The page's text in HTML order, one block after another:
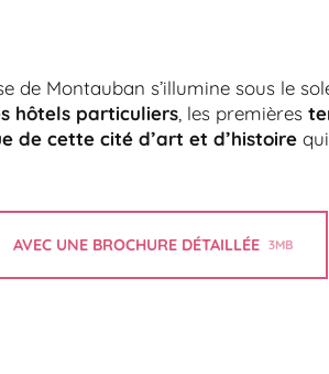
de Montauban s’illumine sous le
hôtels particuliers , les premières
de cette cité d’art et d’histoire
AVEC UNE BROCHURE DÉTAILLÉE 3MB